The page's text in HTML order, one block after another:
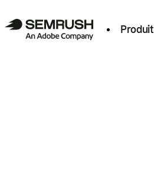
Produit